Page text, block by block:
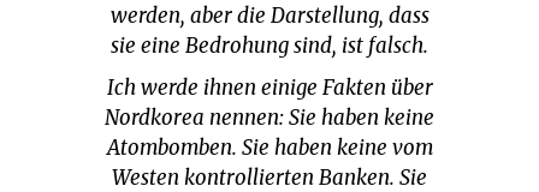
werden, aber die Darstellung, dass
sie eine Bedrohung sind, ist falsch.
Ich werde ihnen einige Fakten über
Nordkorea nennen: Sie haben keine
Atombomben. Sie haben keine vom
Westen kontrollierten Banken. Sie